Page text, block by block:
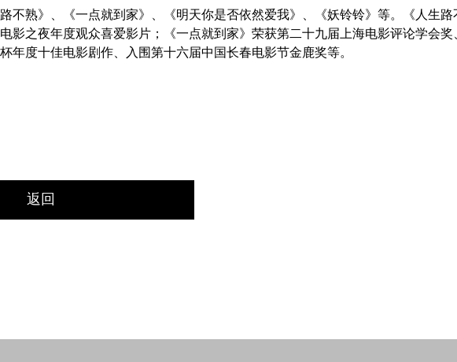
不熟》、《一点就到家》、《明天你是否依然爱我》、《妖铃铃》等。《人生路
影之夜年度观众喜爱影片；《一点就到家》荣获第二十九届上海电影评论学会奖
年度十佳电影剧作、入围第十六届中国长春电影节金鹿奖等。
返回